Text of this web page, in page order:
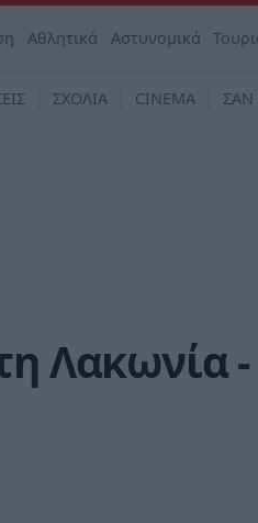
Αθλητικά Αστυνομικά
ΣΧΟΛΙΑ CINEMA
Λακωνία -